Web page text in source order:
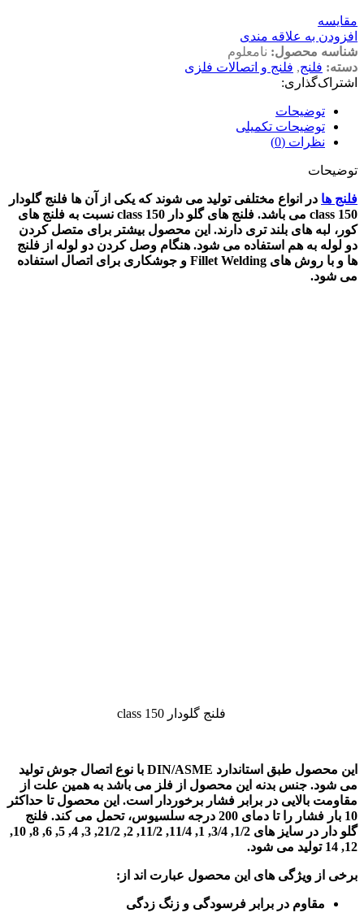
مقايسه
افزودن به علاقه مندی
شناسه محصول: نامعلوم
دسته: فلنج, فلنج و اتصالات فلزی
اشتراک‌گذاری:
توضیحات
توضیحات تکمیلی
نظرات (0)
توضیحات
فلنج ها در انواع مختلفی تولید می شوند که یکی از آن ها فلنج گلودار
class 150
می باشد. فلنج های گلو دار class 150 نسبت به فلنج های
کور، لبه های بلند تری دارند. این محصول بیشتر برای متصل کردن
دو لوله به هم استفاده می شود. هنگام وصل کردن دو لوله از فلنج
ها و با روش های Fillet Welding و جوشکاری برای اتصال استفاده
می شود.
فلنج گلودار class 150
این محصول طبق استاندارد DIN/ASME با نوع اتصال جوش تولید
می شود. جنس بدنه این محصول از فلز می باشد به همین علت از
مقاومت بالایی در برابر فشار برخوردار است. این محصول تا حداکثر
10 بار فشار را تا دمای 200 درجه سلسیوس، تحمل می کند. فلنج
گلو دار در سایز های 1/2, 3/4, 1, 11/4, 11/2, 2, 21/2, 3, 4, 5, 6, 8, 10,
12, 14 تولید می شود.
برخی از ویژگی های این محصول عبارت اند از:
مقاوم در برابر فرسودگی و زنگ زدگی